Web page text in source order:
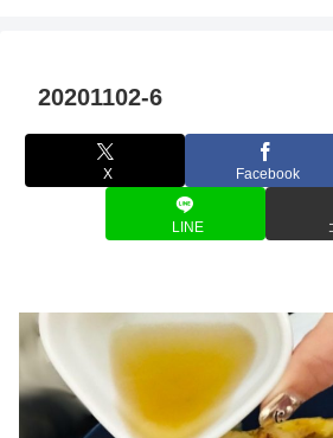
20201102-6
X Facebook
LINE